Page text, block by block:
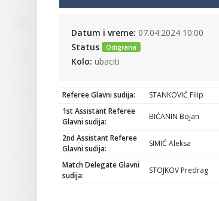
Datum i vreme: 07.04.2024 10:00
Status
Odigrana
Kolo: ubaciti
Referee Glavni sudija:
STANKOVIĆ Filip
1st Assistant Referee
Glavni sudija:
BIĆANIN Bojan
2nd Assistant Referee
Glavni sudija:
SIMIĆ Aleksa
Match Delegate Glavni
sudija:
STOJKOV Predrag